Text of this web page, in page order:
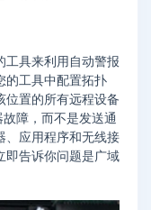
工具来利用自动警报
的工具中配置拓扑
位置的所有远程设备
障，而不是发送通
应用程序和无线接
告诉你问题是广域